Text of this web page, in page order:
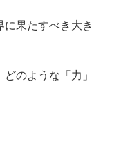
果たすべき大き
のような「力」